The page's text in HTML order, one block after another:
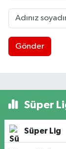
Gönder
Süper
Süper Lig